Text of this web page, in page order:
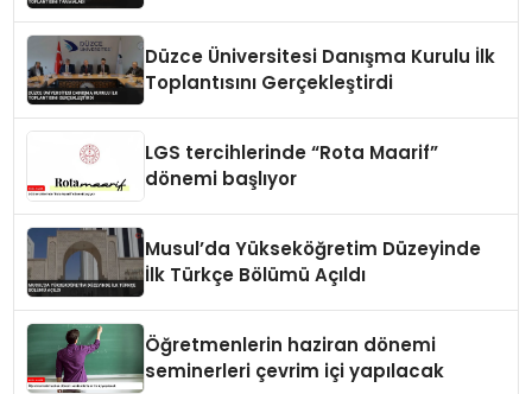
Düzce Üniversitesi Danışma Kurulu İlk
Toplantısını Gerçekleştirdi
LGS tercihlerinde “Rota Maarif”
dönemi başlıyor
Musul’da Yükseköğretim Düzeyinde
İlk Türkçe Bölümü Açıldı
Öğretmenlerin haziran dönemi
seminerleri çevrim içi yapılacak